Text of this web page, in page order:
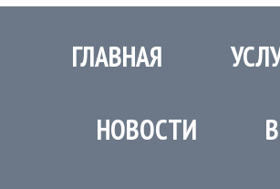
ГЛАВНАЯ
НОВОСТИ